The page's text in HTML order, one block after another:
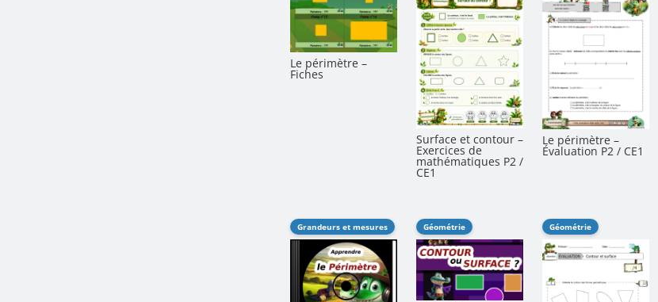
Le périmètre –
Fiches
Surface et contour –
Exercices de
mathématiques P2 /
CE1
Le périmètre –
Évaluation P2 / CE1
Grandeurs et mesures Géométrie Géométrie